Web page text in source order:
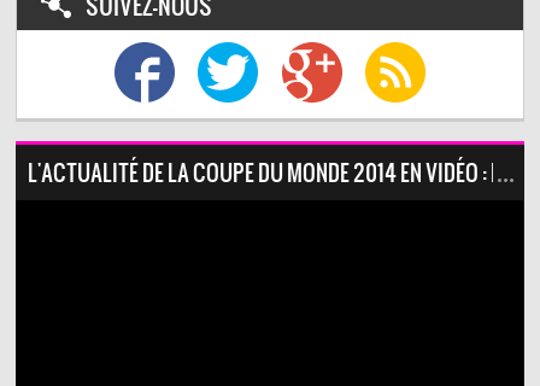
L'ACTUALITÉ DE LA COUPE DU MONDE 2014 EN VIDÉO :